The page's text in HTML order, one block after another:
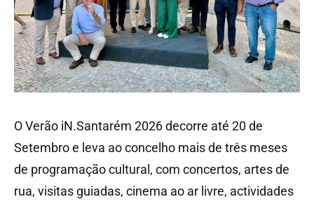
O Verão iN.Santarém 2026 decorre até 20 de
Setembro e leva ao concelho mais de três meses
de programação cultural, com concertos, artes de
rua, visitas guiadas, cinema ao ar livre, actividades